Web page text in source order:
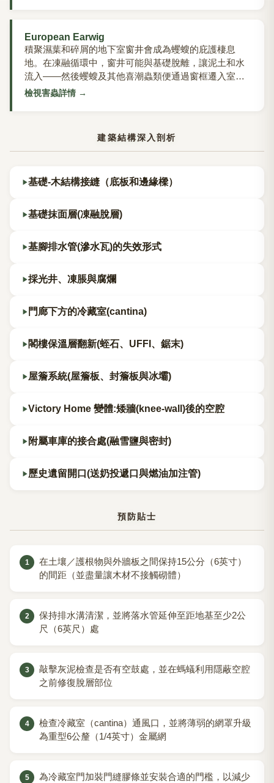
European Earwig
積聚濕葉和碎屑的地下室窗井會成為蠼螋的庇護棲息
地。在凍融循環中，窗井可能與基礎脫離，讓泥土和水
流入——然後蠼螋及其他喜潮蟲類便通過窗框遷入室
內。
檢視害蟲詳情 →
建築結構深入剖析
基礎-木結構接縫（底板和邊緣樑）
基礎抹面層(凍融脫層)
基腳排水管(滲水瓦)的失效形式
採光井、凍脹與腐爛
門廊下方的冷藏室(cantina)
閣樓保溫層翻新(蛭石、UFFI、鋸末)
屋簷系統(屋簷板、封簷板與冰壩)
Victory Home 變體:矮牆(knee-wall)後的空腔
附屬車庫的接合處(融雪鹽與密封)
歷史遺留開口(送奶投遞口與燃油加注管)
預防貼士
在土壤／護根物與外牆板之間保持15公分（6英寸）
的間距（並盡量讓木材不接觸砌體）
保持排水溝清潔，並將落水管延伸至距地基至少2公
尺（6英尺）處
敲擊灰泥檢查是否有空鼓處，並在螞蟻利用隱蔽空腔
之前修復脫層部位
檢查冷藏室（cantina）通風口，並將薄弱的網罩升級
為重型6公釐（1/4英寸）金屬網
為冷藏室門加裝門縫膠條並安裝合適的門檻，以減少